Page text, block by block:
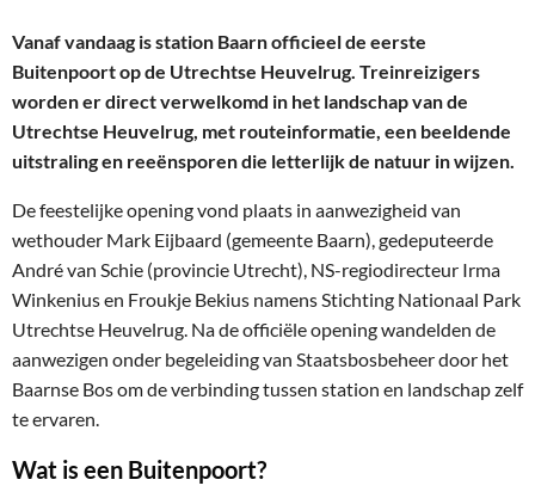
Vanaf vandaag is station Baarn officieel de eerste
Buitenpoort op de Utrechtse Heuvelrug. Treinreizigers
worden er direct verwelkomd in het landschap van de
Utrechtse Heuvelrug, met routeinformatie, een beeldende
uitstraling en reeënsporen die letterlijk de natuur in wijzen.
De feestelijke opening vond plaats in aanwezigheid van
wethouder Mark Eijbaard (gemeente Baarn), gedeputeerde
André van Schie (provincie Utrecht), NS-regiodirecteur Irma
Winkenius en Froukje Bekius namens Stichting Nationaal Park
Utrechtse Heuvelrug. Na de officiële opening wandelden de
aanwezigen onder begeleiding van Staatsbosbeheer door het
Baarnse Bos om de verbinding tussen station en landschap zelf
te ervaren.
Wat is een Buitenpoort?